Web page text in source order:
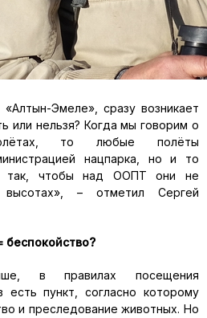
Эмеле», сразу возникает
или нельзя? Когда мы говорим о
то любые полёты
нацпарка, но и то
так, чтобы над ООПТ они не
– отметил Сергей
беспокойство?
в правилах посещения
есть пункт, согласно которому
и преследование животных. Но